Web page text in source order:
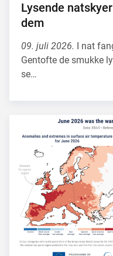
Lysende
dem
09. juli 2026.
I nat
Gentofte de smukke
se…